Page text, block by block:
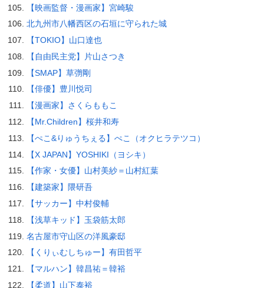
【映画監督・漫画家】宮崎駿
北九州市八幡西区の石垣に守られた城
【TOKIO】山口達也
【自由民主党】片山さつき
【SMAP】草彅剛
【俳優】豊川悦司
【漫画家】さくらももこ
【Mr.Children】桜井和寿
【ぺこ&りゅうちぇる】ぺこ（オクヒラテツコ）
【X JAPAN】YOSHIKI（ヨシキ）
【作家・女優】山村美紗＝山村紅葉
【建築家】隈研吾
【サッカー】中村俊輔
【浅草キッド】玉袋筋太郎
名古屋市守山区の洋風豪邸
【くりぃむしちゅー】有田哲平
【マルハン】韓昌祐＝韓裕
【柔道】山下泰裕